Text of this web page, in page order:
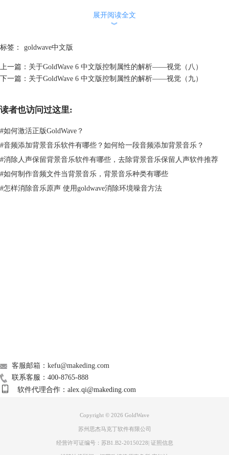
图二：视觉“右”—“3D栏”设置后界面
如图二所示，小编在上篇文章中介绍了“左”—“3D栏”设置时，首页控制台
仅显示如图二上半部“离散的彩虹”效果。若将“中央”—“3D栏”也做如是操
图四：“左”下拉框中“模拟仪表”所在位置界面
作，后面设置为不可操作状态。
展开阅读全文
︾
标签： goldwave中文版
上一篇： 关于GoldWave 6 中文版控制属性的解析——视觉（八）
下一篇： 关于GoldWave 6 中文版控制属性的解析——视觉（九）
读者也访问过这里:
#如何激活正版GoldWave？
#音频添加背景音乐软件有哪些？如何给一段音频添加背景音乐？
#消除人声保留背景音乐软件有哪些，去除背景音乐保留人声软件推荐
#如何制作音频文件当背景音乐，背景音乐种类有哪些
#怎样消除音乐原声 使用goldwave消除环境噪音方法
客服邮箱：kefu@makeding.com
联系客服：400-8765-888
软件代理合作：alex.qi@makeding.com
Copyright © 2026 GoldWave
苏州思杰马克丁软件有限公司
经营许可证编号：苏B1.B2-20150228| 证照信息